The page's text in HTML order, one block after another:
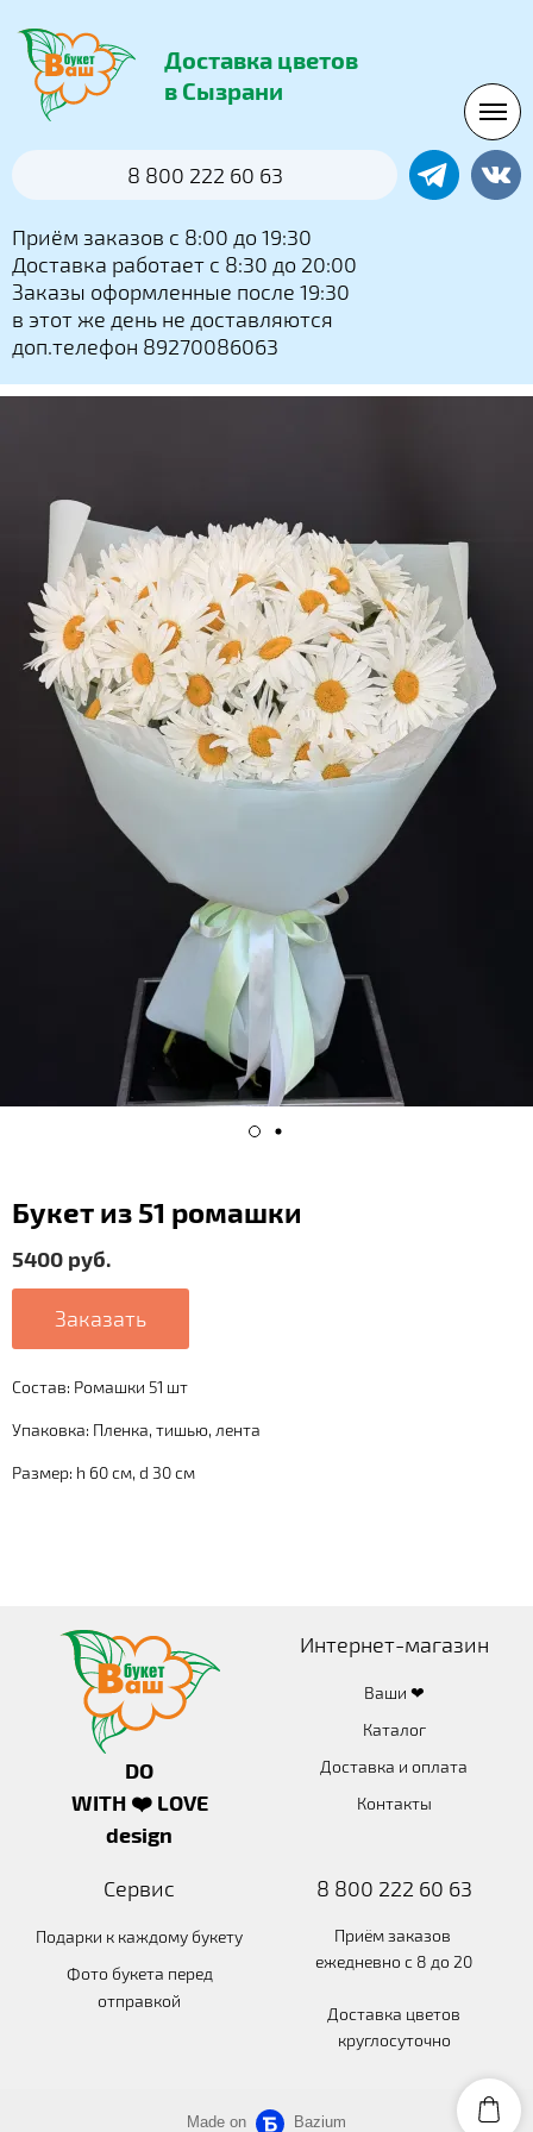
Доставка цветов
в Сызрани
8 800 222 60 63
Приём заказов с 8:00 до 19:30
Доставка работает с 8:30 до 20:00
Заказы оформленные после 19:30
в этот же день не доставляются
доп.телефон 89270086063
Букет из 51 ромашки
5400 руб.
Заказать
Состав: Ромашки 51 шт
Упаковка: Пленка, тишью, лента
Размер: h 60 см, d 30 см
DO
WITH ❤️ LOVE
design
Интернет-магазин
Ваши ❤
Каталог
Доставка и оплата
Контакты
Сервис
Подарки к каждому букету
Фото букета перед
отправкой
8 800 222 60 63
Приём заказов
ежедневно с 8 до 20
Доставка цветов
круглосуточно
Made on Bazium